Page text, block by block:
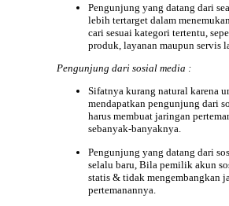
Pengunjung yang datang dari
lebih tertarget dalam
cari sesuai kategori tertentu,
produk, layanan maupun servis
Pengunjung dari sosial media :
Sifatnya kurang natural karena
mendapatkan pengunjung dari
harus membuat jaringan
sebanyak-banyaknya.
Pengunjung yang datang dari
selalu baru, Bila pemilik akun
statis & tidak mengembangkan
pertemanannya.